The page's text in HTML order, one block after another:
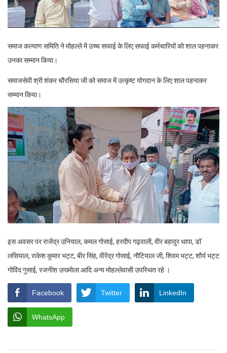
समाज कल्याण समिति ने मोहल्ले में उच्च सफाई के लिए सफाई कर्मचारियों को शाल पहनाकर
उनका सम्मान किया।
समाजसेवी श्री शंकर चौरसिया जी को समाज में उत्कृष्ट योगदान के लिए शाल पहनाकर
सम्मान किया।
इस अवसर पर राजेंद्र उनियाल, कमल गोसाई, हरदीप गढ़वाली, वीर बहादुर थापा, डॉ
लसियाल, राकेश कुमार भट्ट, बीर सिंह, वीरेंद्र गोसाई, नौटियाल जी, शिवम भट्ट, शौर्य भट्ट
गोविंद गुसाई, रजनीश ज़ख्मोला आदि अन्य मोहल्लेवासी उपस्थित रहे ।
Facebook Twitter LinkedIn
WhatsApp